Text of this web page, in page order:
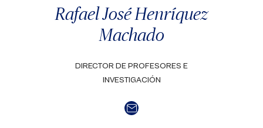
Rafael José Henríquez
Machado
DIRECTOR DE PROFESORES E
INVESTIGACIÓN